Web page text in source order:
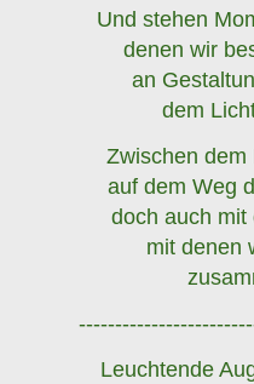
Und stehen
denen wir
an
dem
Zwischen dem
auf dem Weg
doch auch mit
mit denen
Leuchtende